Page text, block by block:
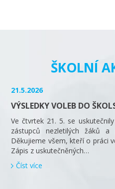
ŠKOLNÍ
21.5.2026
VÝSLEDKY VOLEB DO
Ve čtvrtek 21. 5. se
zástupců nezletilých žáků
Děkujieme všem, kteří o práci
Zápis z uskutečněných…
Číst více